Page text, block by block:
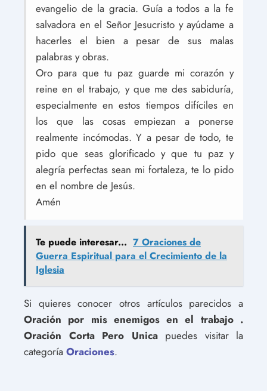
evangelio de la gracia. Guía a todos a la fe
salvadora en el Señor Jesucristo y ayúdame a
hacerles el bien a pesar de sus malas
palabras y obras.
Oro para que tu paz guarde mi corazón y
reine en el trabajo, y que me des sabiduría,
especialmente en estos tiempos difíciles en
los que las cosas empiezan a ponerse
realmente incómodas. Y a pesar de todo, te
pido que seas glorificado y que tu paz y
alegría perfectas sean mi fortaleza, te lo pido
en el nombre de Jesús.
Amén
Te puede interesar... 7 Oraciones de
Guerra Espiritual para el Crecimiento de la
Iglesia
Si quieres conocer otros artículos parecidos a
Oración por mis enemigos en el trabajo .
Oración Corta Pero Unicapuedes visitar la
categoría Oraciones.